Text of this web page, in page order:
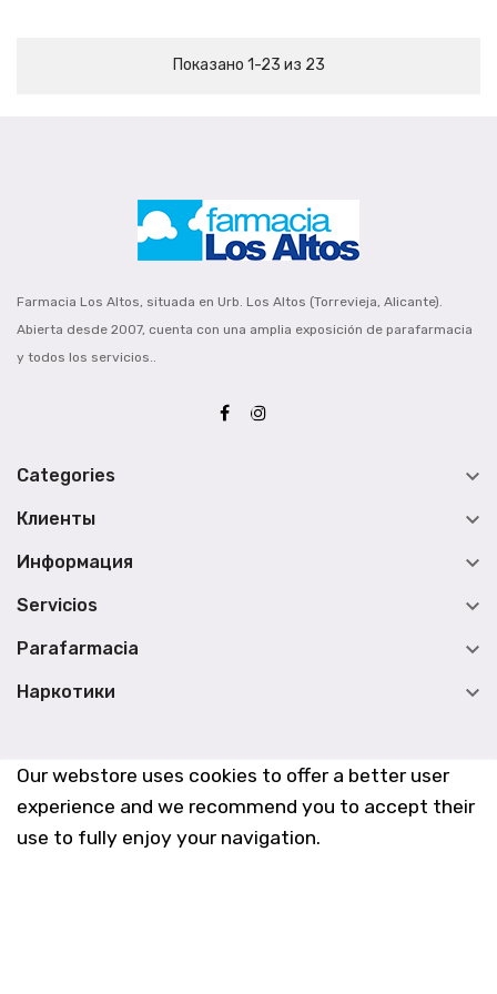
Our webstore uses cookies to offer a better user
experience and we recommend you to accept their
use to fully enjoy your navigation.
Показано 1-23 из 23
Farmacia Los Altos, situada en Urb. Los Altos (Torrevieja, Alicante).
Abierta desde 2007, cuenta con una amplia exposición de parafarmacia
y todos los servicios..
Categories 
Клиенты 
Информация 
Servicios 
Parafarmacia 
Наркотики 